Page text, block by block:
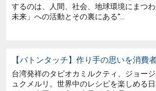
するのは、人間、社会、地球環境にまつ
未来」への活動とその裏にある“...
【バトンタッチ】作り手の思いを消費
台湾発祥のタピオカミルクティ、ジョー
ュクメルリ。世界中のレシピを楽しめる